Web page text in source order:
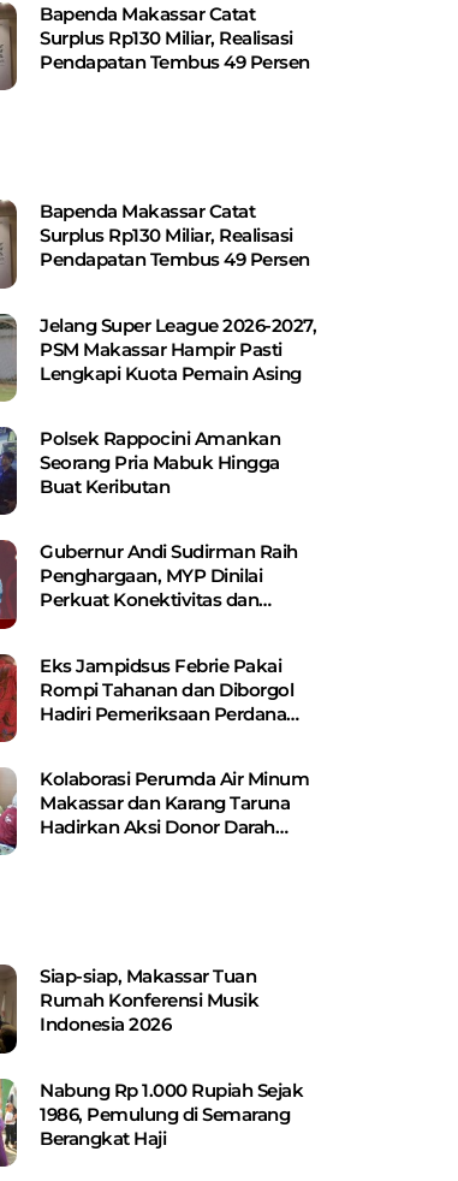
Bapenda Makassar Catat
Surplus Rp130 ​​Miliar, Realisasi
Pendapatan Tembus 49 Persen
Bapenda Makassar Catat
Surplus Rp130 ​​Miliar, Realisasi
Pendapatan Tembus 49 Persen
Jelang Super League 2026-2027,
PSM Makassar Hampir Pasti
Lengkapi Kuota Pemain Asing
Polsek Rappocini Amankan
Seorang Pria Mabuk Hingga
Buat Keributan
Gubernur Andi Sudirman Raih
Penghargaan, MYP Dinilai
Perkuat Konektivitas dan
Eks Jampidsus Febrie Pakai
Rompi Tahanan dan Diborgol
Hadiri Pemeriksaan Perdana
Kolaborasi Perumda Air Minum
Makassar dan Karang Taruna
Hadirkan Aksi Donor Darah
Siap-siap, Makassar Tuan
Rumah Konferensi Musik
Indonesia 2026
Nabung Rp 1.000 Rupiah Sejak
1986, Pemulung di Semarang
Berangkat Haji